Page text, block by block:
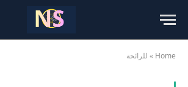
Home
» للرائحة